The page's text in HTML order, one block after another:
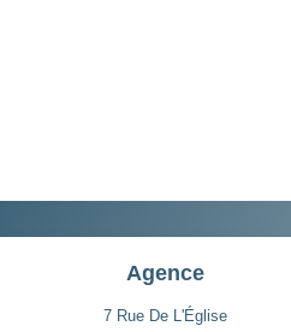
Agence
7 Rue De L'Église